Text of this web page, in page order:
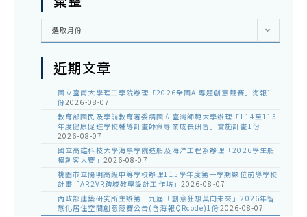
彙
選取月份
近期文章
國立臺南大學理工學院辦理「2026全國AI專題創意競賽」海報1
份2026-08-07
教育部國民及學前教育署委請國立臺灣師範大學辦理「114至115
年度健康促進學校輔導計畫師資專業成長研習」實施計畫1份
2026-08-07
國立高雄科技大學海事學院造船及海洋工程系辦理「2026學生船
模創客大賽」 2026-08-07
桃園市立陽明高級中等學校辦理115學年度第一學期數位前導學校
計畫「AR2VR跨域教學設計工作坊」 2026-08-07
內政部建築研究所主辦第十九屆「創意狂想巢向未來」2026年智
慧化居住空間創意競賽公告(含海報QRcode)1份2026-08-07